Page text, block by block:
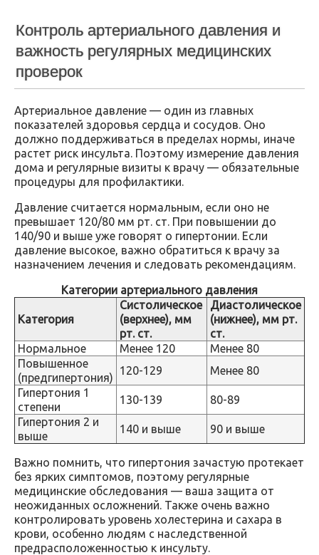
Контроль артериального давления и
важность регулярных медицинских
проверок
Артериальное давление — один из главных
показателей здоровья сердца и сосудов. Оно
должно поддерживаться в пределах нормы, иначе
растет риск инсульта. Поэтому измерение давления
дома и регулярные визиты к врачу — обязательные
процедуры для профилактики.
Давление считается нормальным, если оно не
превышает 120/80 мм рт. ст. При повышении до
140/90 и выше уже говорят о гипертонии. Если
давление высокое, важно обратиться к врачу за
назначением лечения и следовать рекомендациям.
Категории артериального давления
Категория
Систолическое
(верхнее), мм
рт. ст.
Диастолическое
(нижнее), мм рт.
ст.
Нормальное
Менее 120
Менее 80
Повышенное
(предгипертония)
120-129
Менее 80
Гипертония 1
степени
130-139
80-89
Гипертония 2 и
выше
140 и выше 90 и выше
Важно помнить, что гипертония зачастую протекает
без ярких симптомов, поэтому регулярные
медицинские обследования — ваша защита от
неожиданных осложнений. Также очень важно
контролировать уровень холестерина и сахара в
крови, особенно людям с наследственной
предрасположенностью к инсульту.